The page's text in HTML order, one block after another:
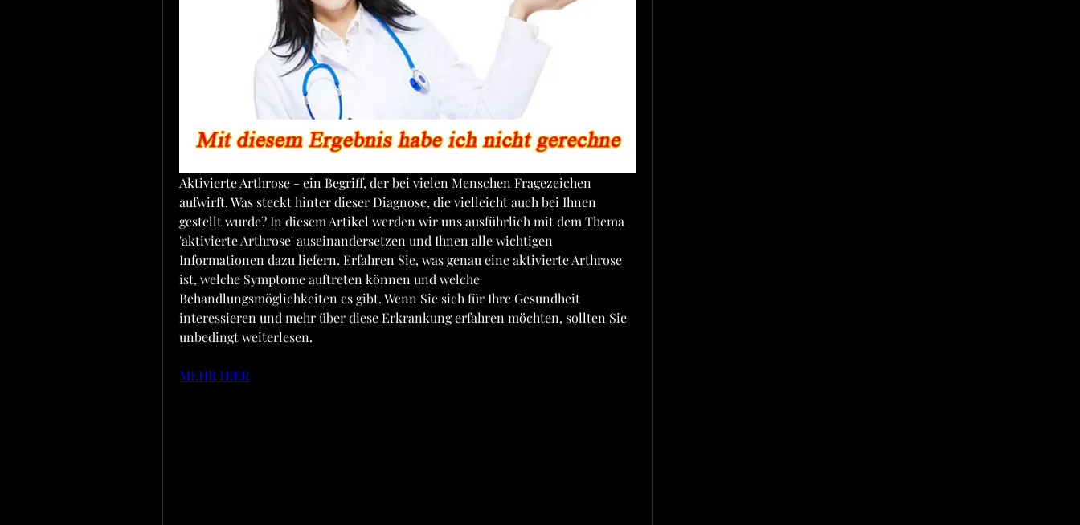
Aktivierte Arthrose - ein Begriff, der bei vielen Menschen Fragezeichen
aufwirft. Was steckt hinter dieser Diagnose, die vielleicht auch bei Ihnen
gestellt wurde? In diesem Artikel werden wir uns ausführlich mit dem Thema
'aktivierte Arthrose' auseinandersetzen und Ihnen alle wichtigen
Informationen dazu liefern. Erfahren Sie, was genau eine aktivierte Arthrose
ist, welche Symptome auftreten können und welche
Behandlungsmöglichkeiten es gibt. Wenn Sie sich für Ihre Gesundheit
interessieren und mehr über diese Erkrankung erfahren möchten, sollten Sie
unbedingt weiterlesen.
MEHR HIER